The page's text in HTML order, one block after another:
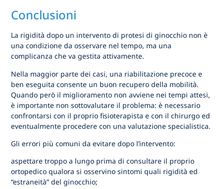
Conclusioni
La rigidità dopo un intervento di protesi di ginocchio non è
una condizione da osservare nel tempo, ma una
complicanza che va gestita attivamente.
Nella maggior parte dei casi, una riabilitazione precoce e
ben eseguita consente un buon recupero della mobilità.
Quando però il miglioramento non avviene nei tempi attesi,
è importante non sottovalutare il problema: è necessario
confrontarsi con il proprio fisioterapista e con il chirurgo ed
eventualmente procedere con una valutazione specialistica.
Gli errori più comuni da evitare dopo l’intervento:
aspettare troppo a lungo prima di consultare il proprio
ortopedico qualora si osservino sintomi quali rigidità ed
“estraneità” del ginocchio;